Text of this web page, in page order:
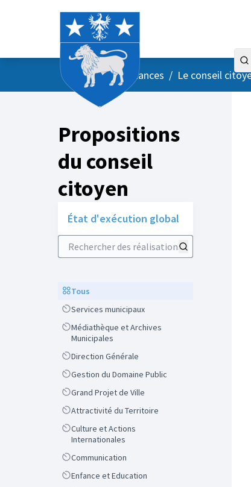
AccueilMenu principal
/ Vos instances / Le conseil
Propositions
du conseil
citoyen
État d'exécution global
Rechercher des réalisations
ScopeTous
ScopeServices municipaux
Scope
Médiathèque et Archives
Municipales
ScopeDirection Générale
ScopeGestion du Domaine Public
ScopeGrand Projet de Ville
ScopeAttractivité du Territoire
Scope
Culture et Actions
Internationales
ScopeCommunication
ScopeEnfance et Education